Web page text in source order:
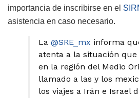
importancia de inscribirse en el
asistencia en caso necesario.
La @SRE_mx informa
atenta a la situación
en la región del Medio
llamado a las y los
los viajes a Irán e Israel